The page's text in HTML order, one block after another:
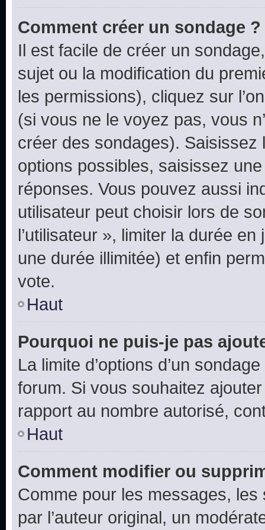
Comment créer un sondage ?
Il est facile de créer un
sujet ou la modification du
les permissions), cliquez sur
(si vous ne le voyez pas, vous
créer des sondages).
options possibles, saisissez
réponses. Vous pouvez aussi
utilisateur peut choisir lors de
l’utilisateur », limiter la durée
une durée illimitée) et enfin
vote.
Haut
Pourquoi ne puis-je pas
La limite d’options d’un
forum. Si vous souhaitez
rapport au nombre autorisé,
Haut
Comment modifier ou
Comme pour les messages,
par l’auteur original, un